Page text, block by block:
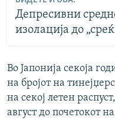
Депресивни
изолација до
Во Јапонија секоја
на бројот на
на секој летен
август до почетокот